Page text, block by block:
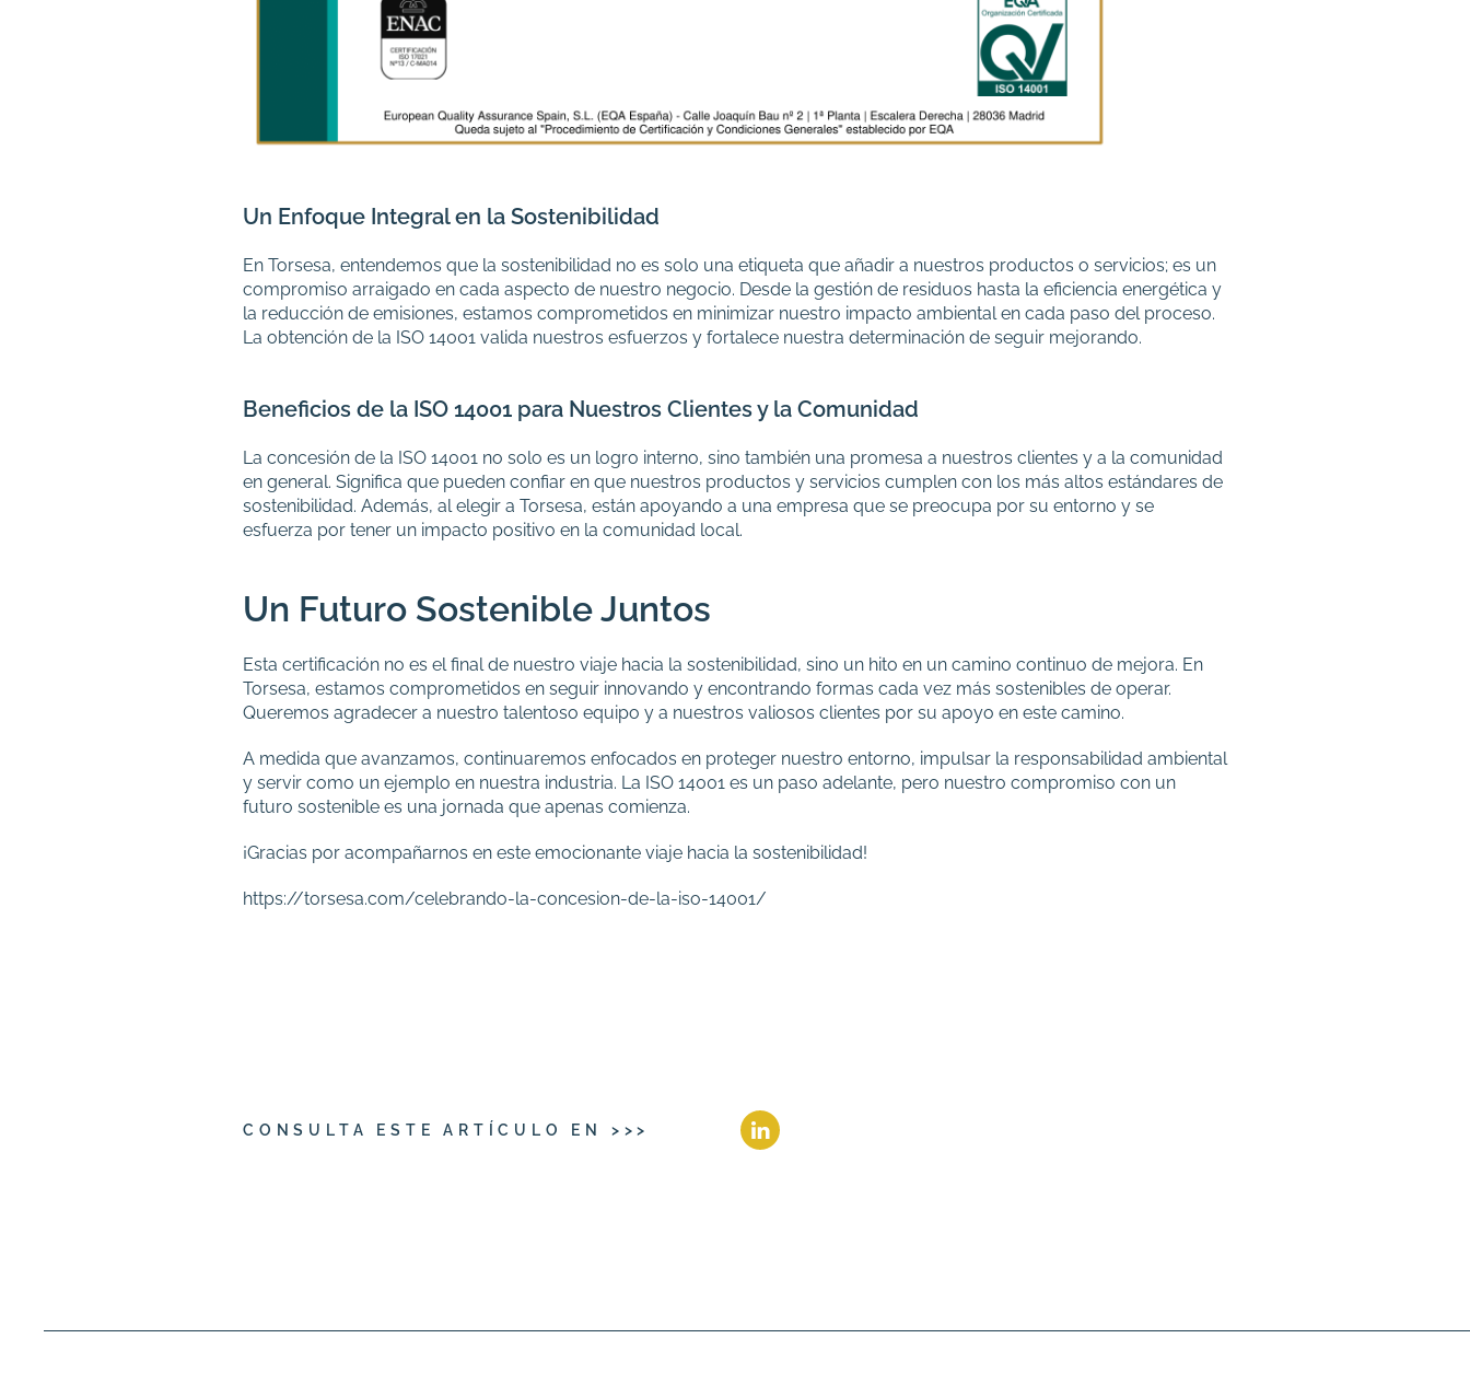
Un Enfoque Integral en la Sostenibilidad
En Torsesa, entendemos que la sostenibilidad no es solo una etiqueta que añadir a nuestros productos o servicios; es un
compromiso arraigado en cada aspecto de nuestro negocio. Desde la gestión de residuos hasta la eficiencia energética y
la reducción de emisiones, estamos comprometidos en minimizar nuestro impacto ambiental en cada paso del proceso.
La obtención de la ISO 14001 valida nuestros esfuerzos y fortalece nuestra determinación de seguir mejorando.
Beneficios de la ISO 14001 para Nuestros Clientes y la Comunidad
La concesión de la ISO 14001 no solo es un logro interno, sino también una promesa a nuestros clientes y a la comunidad
en general. Significa que pueden confiar en que nuestros productos y servicios cumplen con los más altos estándares de
sostenibilidad. Además, al elegir a Torsesa, están apoyando a una empresa que se preocupa por su entorno y se
esfuerza por tener un impacto positivo en la comunidad local.
Un Futuro Sostenible Juntos
Esta certificación no es el final de nuestro viaje hacia la sostenibilidad, sino un hito en un camino continuo de mejora. En
Torsesa, estamos comprometidos en seguir innovando y encontrando formas cada vez más sostenibles de operar.
Queremos agradecer a nuestro talentoso equipo y a nuestros valiosos clientes por su apoyo en este camino.
A medida que avanzamos, continuaremos enfocados en proteger nuestro entorno, impulsar la responsabilidad ambiental
y servir como un ejemplo en nuestra industria. La ISO 14001 es un paso adelante, pero nuestro compromiso con un
futuro sostenible es una jornada que apenas comienza.
¡Gracias por acompañarnos en este emocionante viaje hacia la sostenibilidad!
https://torsesa.com/celebrando-la-concesion-de-la-iso-14001/
CONSULTA ESTE ARTÍCULO EN >>>